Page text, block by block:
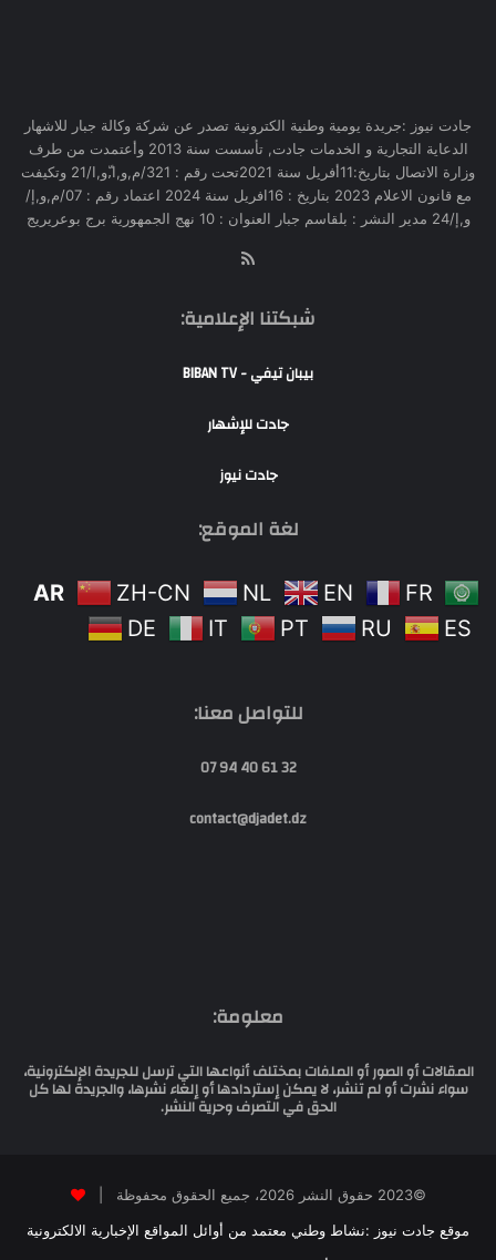
جادت نيوز :جريدة يومية وطنية الكترونية تصدر عن شركة وكالة جبار للاشهار
الدعاية التجارية و الخدمات جادت, تأسست سنة 2013 وأعتمدت من طرف
وزارة الاتصال بتاريخ:11أفريل سنة 2021تحت رقم : 321/م,و,ا,ّو,ا/21 وتكيفت
مع قانون الاعلام 2023 بتاريخ : 16افريل سنة 2024 اعتماد رقم : 07/م,و,إ/
و,إ/24 مدير النشر : بلقاسم جبار العنوان : 10 نهج الجمهورية برج بوعريريج
شبكتنا الإعلامية:
بيبان تيفي - BIBAN TV
جادت للإشهار
جادت نيوز
لغة الموقع:
AR ZH-CN NL EN
FR
DE
IT PT RU ES
للتواصل معنا:
32 61 40 94 07
contact@djadet.dz
معلومة:
المقالات أو الصور أو الملفات بمختلف أنواعها التي ترسل للجريدة الإلكترونية،
سواء نشرت أو لم تنشر، لا يمكن إستردادها أو إلغاء نشرها، والجريدة لها كل
الحق في التصرف وحرية النشر.
©2023 حقوق النشر 2026، جميع الحقوق محفوظة |
موقع جادت نيوز :نشاط وطني معتمد من أوائل المواقع الإخبارية الالكترونية